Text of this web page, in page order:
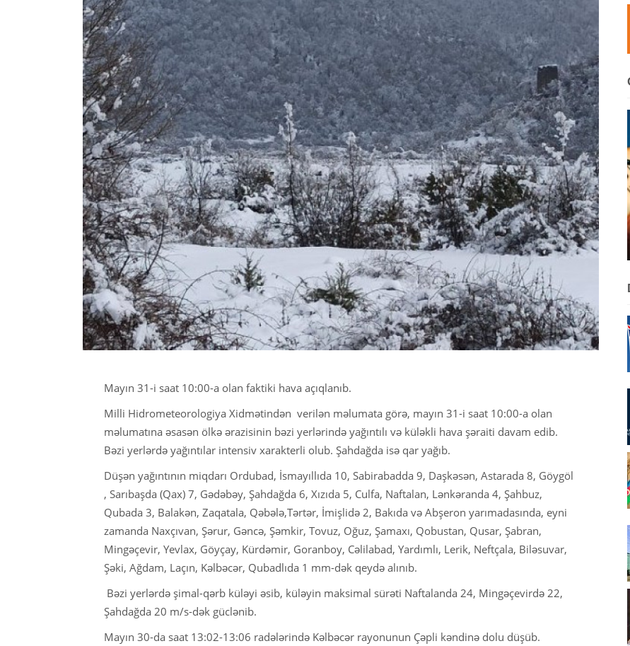
Mayın 31-i saat 10:00-a olan faktiki hava açıqlanıb.
Milli Hidrometeorologiya Xidmətindən verilən məlumata görə, mayın 31-i saat 10:00-a olan
məlumatına əsasən ölkə ərazisinin bəzi yerlərində yağıntılı və küləkli hava şəraiti davam edib.
Bəzi yerlərdə yağıntılar intensiv xarakterli olub. Şahdağda isə qar yağıb.
Düşən yağıntının miqdarı Ordubad, İsmayıllıda 10, Sabirabadda 9, Daşkəsən, Astarada 8, Göygöl
, Sarıbaşda (Qax) 7, Gədəbəy, Şahdağda 6, Xızıda 5, Culfa, Naftalan, Lənkəranda 4, Şahbuz,
Qubada 3, Balakən, Zaqatala, Qəbələ,Tərtər, İmişlidə 2, Bakıda və Abşeron yarımadasında, eyni
zamanda Naxçıvan, Şərur, Gəncə, Şəmkir, Tovuz, Oğuz, Şamaxı, Qobustan, Qusar, Şabran,
Mingəçevir, Yevlax, Göyçay, Kürdəmir, Goranboy, Cəlilabad, Yardımlı, Lerik, Neftçala, Biləsuvar,
Şəki, Ağdam, Laçın, Kəlbəcər, Qubadlıda 1 mm-dək qeydə alınıb.
Bəzi yerlərdə şimal-qərb küləyi əsib, küləyin maksimal sürəti Naftalanda 24, Mingəçevirdə 22,
Şahdağda 20 m/s-dək güclənib.
Mayın 30-da saat 13:02-13:06 radələrində Kəlbəcər rayonunun Çəpli kəndinə dolu düşüb.